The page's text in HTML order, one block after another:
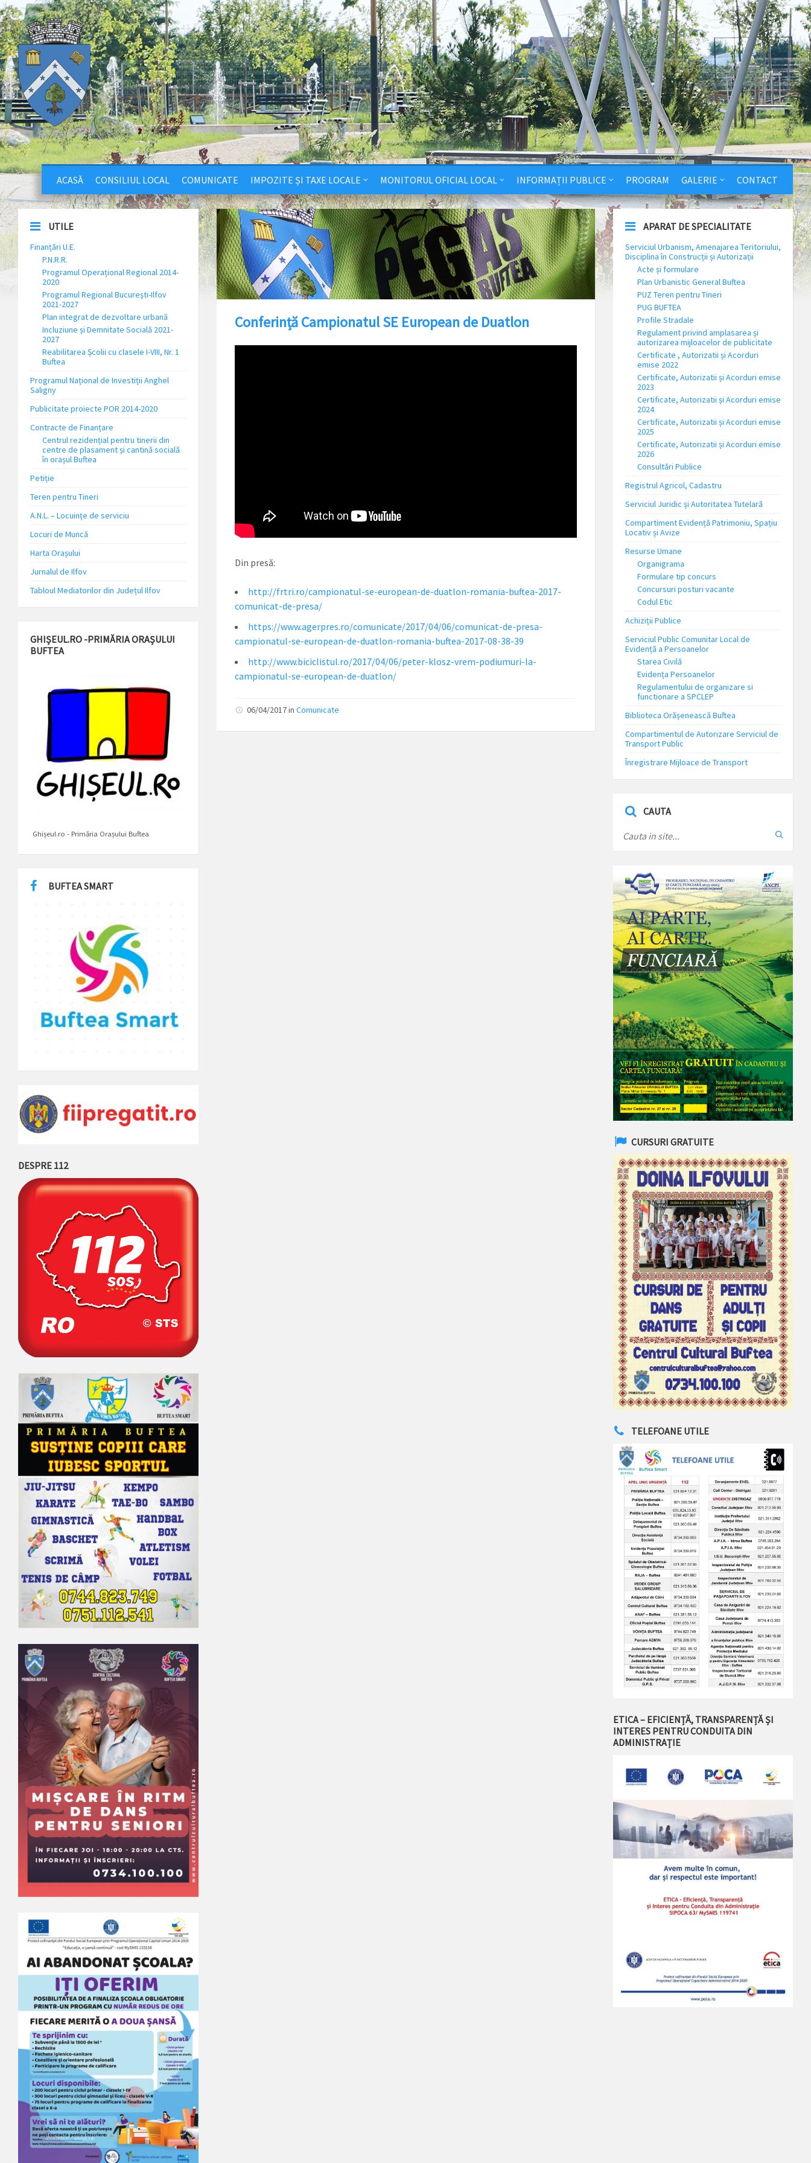
ACASĂ CONSILIUL LOCAL COMUNICATE IMPOZITE ȘI TAXE LOCALE MONITORUL OFICIAL LOCAL INFORMAȚII PUBLICE PROGRAM GALERIE CONTACT
Conferință Campionatul SE European de Duatlon
Din presă:
http://frtri.ro/campionatul-se-european-de-duatlon-romania-buftea-2017-
comunicat-de-presa/
https://www.agerpres.ro/comunicate/2017/04/06/comunicat-de-presa-
campionatul-se-european-de-duatlon-romania-buftea-2017-08-38-39
http://www.biciclistul.ro/2017/04/06/peter-klosz-vrem-podiumuri-la-
campionatul-se-european-de-duatlon/
06/04/2017in Comunicate
UTILE
Finanțări U.E.
P.N.R.R.
Programul Operațional Regional 2014-
2020
Programul Regional București-Ilfov
2021-2027
Plan integrat de dezvoltare urbană
Incluziune și Demnitate Socială 2021-
2027
Reabilitarea Școlii cu clasele I-VIII, Nr. 1
Buftea
Programul Național de Investiții Anghel
Saligny
Publicitate proiecte POR 2014-2020
Contracte de Finanțare
Centrul rezidențial pentru tinerii din
centre de plasament și cantină socială
în orașul Buftea
Petiție
Teren pentru Tineri
A.N.L. – Locuinţe de serviciu
Locuri de Muncă
Harta Orașului
Jurnalul de Ilfov
Tabloul Mediatorilor din Județul Ilfov
GHIȘEUL.RO -PRIMĂRIA ORAȘULUI
BUFTEA
Ghișeul.ro - Primăria Orașului Buftea
BUFTEA SMART
DESPRE 112
APARAT DE SPECIALITATE
Serviciul Urbanism, Amenajarea Teritoriului,
Disciplina în Construcții și Autorizații
Acte și formulare
Plan Urbanistic General Buftea
PUZ Teren pentru Tineri
PUG BUFTEA
Profile Stradale
Regulament privind amplasarea și
autorizarea mijloacelor de publicitate
Certificate , Autorizatii și Acorduri
emise 2022
Certificate, Autorizatii și Acorduri emise
2023
Certificate, Autorizatii și Acorduri emise
2024
Certificate, Autorizatii și Acorduri emise
2025
Certificate, Autorizatii și Acorduri emise
2026
Consultări Publice
Registrul Agricol, Cadastru
Serviciul Juridic și Autoritatea Tutelară
Compartiment Evidență Patrimoniu, Spațiu
Locativ și Avize
Resurse Umane
Organigrama
Formulare tip concurs
Concursuri posturi vacante
Codul Etic
Achiziții Publice
Serviciul Public Comunitar Local de
Evidență a Persoanelor
Starea Civilă
Evidența Persoanelor
Regulamentului de organizare si
functionare a SPCLEP
Biblioteca Orășenească Buftea
Compartimentul de Autorizare Serviciul de
Transport Public
Înregistrare Mijloace de Transport
CAUTA
CURSURI GRATUITE
TELEFOANE UTILE
ETICA – EFICIENȚĂ, TRANSPARENȚĂ ȘI
INTERES PENTRU CONDUITA DIN
ADMINISTRAȚIE